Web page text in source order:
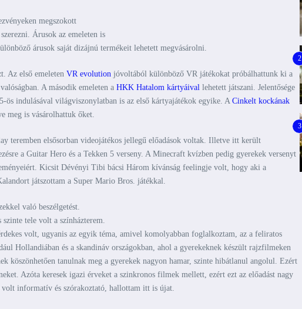
megszokott
Árusok az emeleten is
árusok saját dizájnú termékeit lehetett megvásárolni.
Az első emeleten VR evolution jóvoltából különböző VR játékokat próbálhattunk ki a
A második emeleten a HKK Hatalom kártyáival lehetett játszani. Jelentősége
ös indulásával világviszonylatban is az első kártyajátékok egyike. A Cinkelt kockának
meg is vásárolhattuk őket.
teremben elsősorban videojátékos jellegű előadások voltak. Illetve itt került
a Guitar Hero és a Tekken 5 verseny. A Minecraft kvízben pedig gyerekek versenyt
Kicsit Dévényi Tibi bácsi Három kívánság feelingje volt, hogy aki a
játszottam a Super Mario Bros. játékkal.
való beszélgetést.
tele volt a színházterem.
volt, ugyanis az egyik téma, amivel komolyabban foglalkoztam, az a feliratos
Hollandiában és a skandináv országokban, ahol a gyerekeknek készült rajzfilmeken
tanulnak meg a gyerekek nagyon hamar, szinte hibátlanul angolul. Ezért
Azóta keresek igazi érveket a szinkronos filmek mellett, ezért ezt az előadást nagy
volt informatív és szórakoztató, hallottam itt is újat.
2
3